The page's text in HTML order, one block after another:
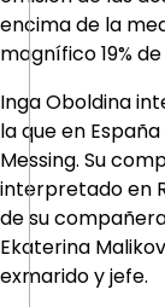
encima de la
magnífico 19%
Inga Oboldina
la que en
Messing. Su
interpretado en
de su
Ekaterina
exmarido y jefe.